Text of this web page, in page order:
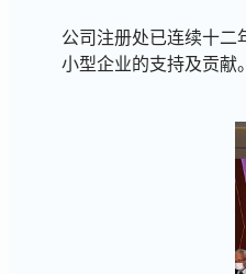
公司注册处已连续十
小型企业的支持及贡献